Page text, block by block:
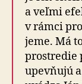
a veľmi
v rámci
jeme. Má
prostredie
upevňujú